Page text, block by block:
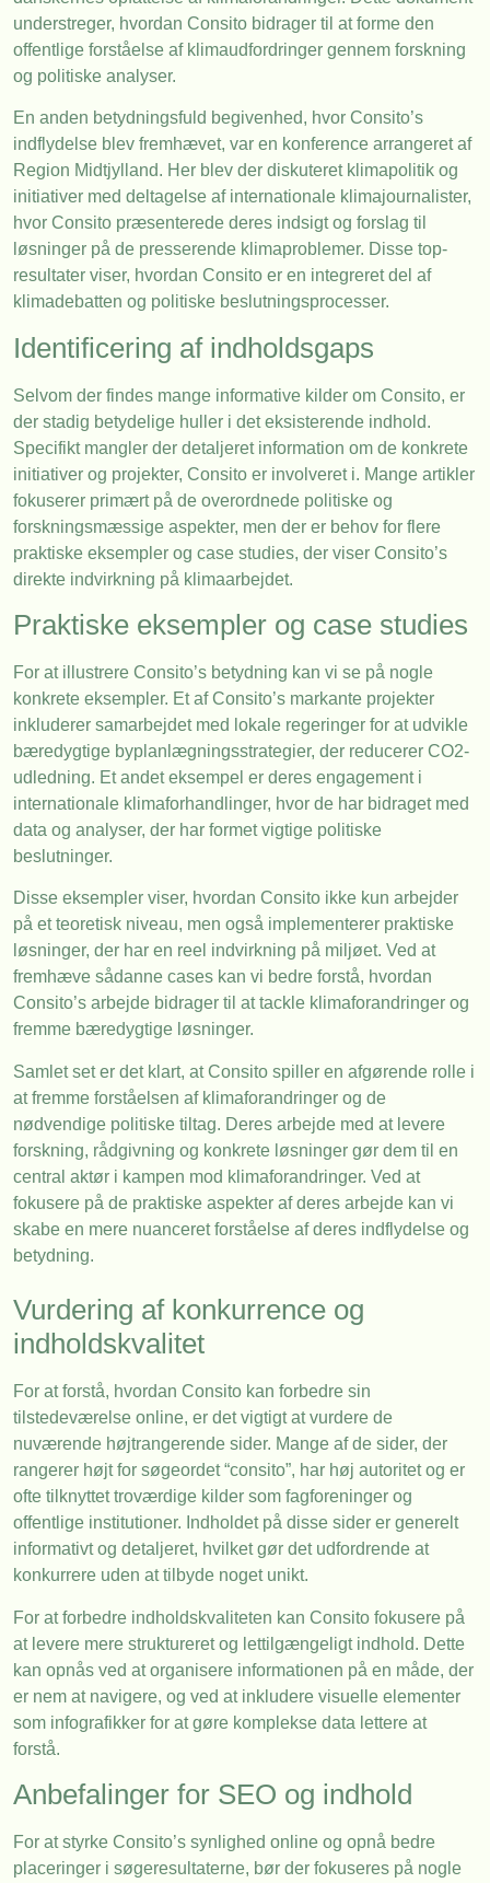
understreger, hvordan Consito bidrager til at forme den
offentlige forståelse af klimaudfordringer gennem forskning
og politiske analyser.
En anden betydningsfuld begivenhed, hvor Consito’s
indflydelse blev fremhævet, var en konference arrangeret af
Region Midtjylland. Her blev der diskuteret klimapolitik og
initiativer med deltagelse af internationale klimajournalister,
hvor Consito præsenterede deres indsigt og forslag til
løsninger på de presserende klimaproblemer. Disse top-
resultater viser, hvordan Consito er en integreret del af
klimadebatten og politiske beslutningsprocesser.
Identificering af indholdsgaps
Selvom der findes mange informative kilder om Consito, er
der stadig betydelige huller i det eksisterende indhold.
Specifikt mangler der detaljeret information om de konkrete
initiativer og projekter, Consito er involveret i. Mange artikler
fokuserer primært på de overordnede politiske og
forskningsmæssige aspekter, men der er behov for flere
praktiske eksempler og case studies, der viser Consito’s
direkte indvirkning på klimaarbejdet.
Praktiske eksempler og case studies
For at illustrere Consito’s betydning kan vi se på nogle
konkrete eksempler. Et af Consito’s markante projekter
inkluderer samarbejdet med lokale regeringer for at udvikle
bæredygtige byplanlægningsstrategier, der reducerer CO2-
udledning. Et andet eksempel er deres engagement i
internationale klimaforhandlinger, hvor de har bidraget med
data og analyser, der har formet vigtige politiske
beslutninger.
Disse eksempler viser, hvordan Consito ikke kun arbejder
på et teoretisk niveau, men også implementerer praktiske
løsninger, der har en reel indvirkning på miljøet. Ved at
fremhæve sådanne cases kan vi bedre forstå, hvordan
Consito’s arbejde bidrager til at tackle klimaforandringer og
fremme bæredygtige løsninger.
Samlet set er det klart, at Consito spiller en afgørende rolle i
at fremme forståelsen af klimaforandringer og de
nødvendige politiske tiltag. Deres arbejde med at levere
forskning, rådgivning og konkrete løsninger gør dem til en
central aktør i kampen mod klimaforandringer. Ved at
fokusere på de praktiske aspekter af deres arbejde kan vi
skabe en mere nuanceret forståelse af deres indflydelse og
betydning.
Vurdering af konkurrence og
indholdskvalitet
For at forstå, hvordan Consito kan forbedre sin
tilstedeværelse online, er det vigtigt at vurdere de
nuværende højtrangerende sider. Mange af de sider, der
rangerer højt for søgeordet “consito”, har høj autoritet og er
ofte tilknyttet troværdige kilder som fagforeninger og
offentlige institutioner. Indholdet på disse sider er generelt
informativt og detaljeret, hvilket gør det udfordrende at
konkurrere uden at tilbyde noget unikt.
For at forbedre indholdskvaliteten kan Consito fokusere på
at levere mere struktureret og lettilgængeligt indhold. Dette
kan opnås ved at organisere informationen på en måde, der
er nem at navigere, og ved at inkludere visuelle elementer
som infografikker for at gøre komplekse data lettere at
forstå.
Anbefalinger for SEO og indhold
For at styrke Consito’s synlighed online og opnå bedre
placeringer i søgeresultaterne, bør der fokuseres på nogle